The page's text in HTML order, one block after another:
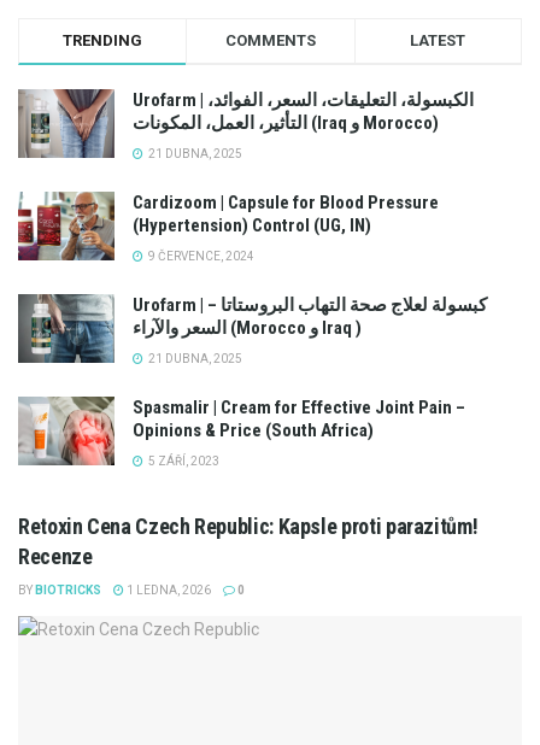
TRENDING COMMENTS LATEST
Urofarm | الكبسولة، التعليقات، السعر، الفوائد،
التأثير، العمل، المكونات (Iraq و Morocco)
21 DUBNA, 2025
Cardizoom | Capsule for Blood Pressure
(Hypertension) Control (UG, IN)
9 ČERVENCE, 2024
Urofarm | كبسولة لعلاج صحة التهاب البروستاتا –
السعر والآراء (Morocco و Iraq )
21 DUBNA, 2025
Spasmalir | Cream for Effective Joint Pain –
Opinions & Price (South Africa)
5 ZÁŘÍ, 2023
Retoxin Cena Czech Republic: Kapsle proti parazitům!
Recenze
BY BIOTRICKS 1 LEDNA, 2026 0